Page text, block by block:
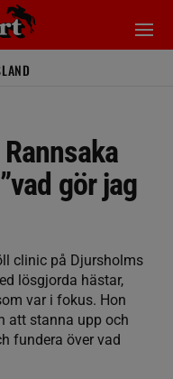
gör jag
clinic på Djursholms
lösgjorda hästar,
var i fokus. Hon
att stanna upp och
fundera över vad